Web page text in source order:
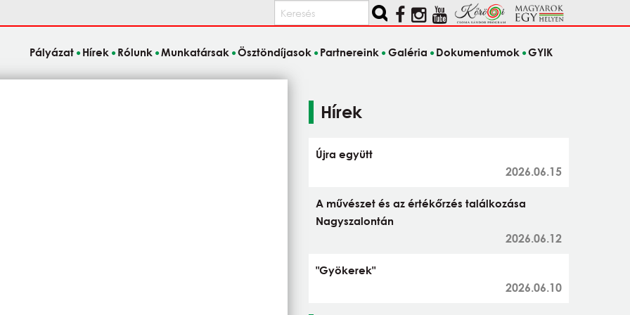
Keresés
Pályázat Hírek Rólunk Munkatársak Ösztöndíjasok Partnereink Galéria Dokumentumok GYIK
Hírek
Újra együtt
2026.06.15
A művészet és az értékőrzés találkozása
Nagyszalontán
2026.06.12
"Gyökerek"
2026.06.10